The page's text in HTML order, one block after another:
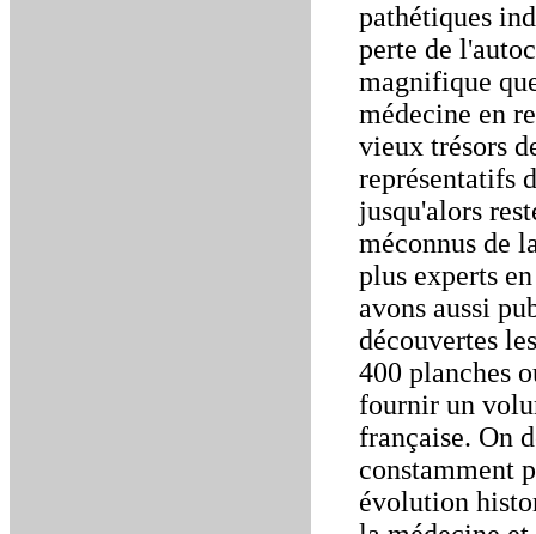
pathétiques
perte de
magnifique
médecine en
vieux trésors
représentatifs
jusqu'alors
méconnus de
plus experts
avons aussi
découvertes
400 planches
fournir un
française. On
constamment
évolution